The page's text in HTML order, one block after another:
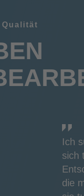
Ich
sich
die